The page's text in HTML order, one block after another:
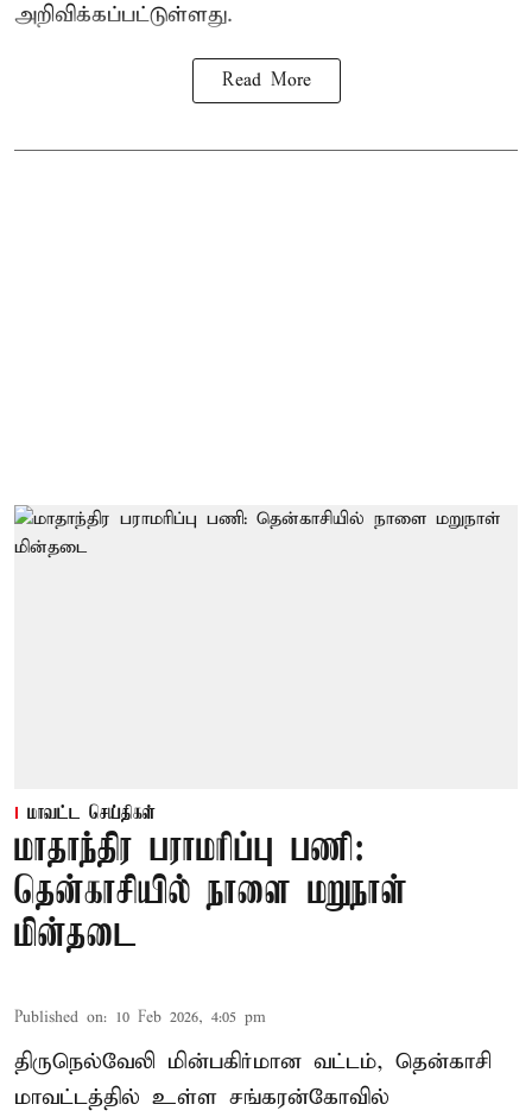
அறிவிக்கப்பட்டுள்ளது.
Read More
மாவட்ட செய்திகள்
மாதாந்திர பராமரிப்பு பணி:
தென்காசியில் நாளை மறுநாள்
மின்தடை
Published on: 10 Feb 2026, 4:05 pm
திருநெல்வேலி மின்பகிர்மான வட்டம், தென்காசி
மாவட்டத்தில் உள்ள சங்கரன்கோவில்